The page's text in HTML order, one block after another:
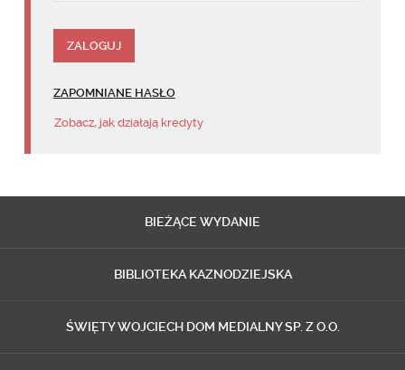
ZAPOMNIANE HASŁO
Zobacz, jak działają kredyty
BIEŻĄCE WYDANIE
BIBLIOTEKA KAZNODZIEJSKA
ŚWIĘTY WOJCIECH DOM MEDIALNY SP. Z O.O.